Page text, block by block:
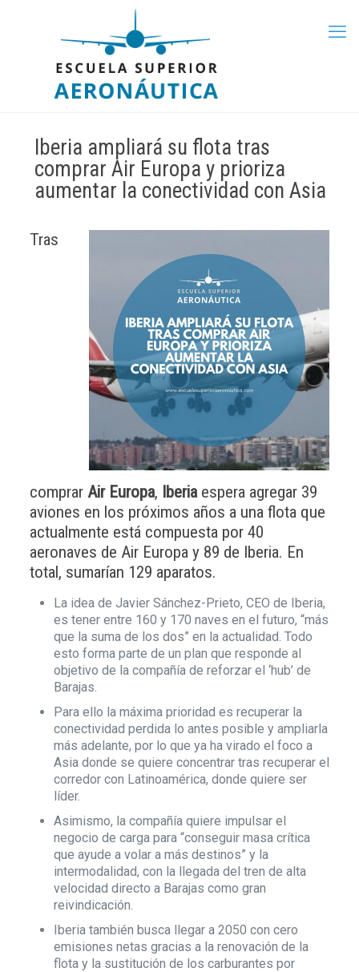
Iberia ampliará su flota tras
comprar Air Europa y prioriza
aumentar la conectividad con Asia
Tras
comprarAir Europa, Iberiaespera agregar 39
aviones en los próximos años a una flota que
actualmente está compuesta por 40
aeronaves de Air Europa y 89 de Iberia. En
total, sumarían 129 aparatos.
La idea de Javier Sánchez-Prieto, CEO de Iberia,
es tener entre 160 y 170 naves en el futuro, “más
que la suma de los dos” en la actualidad. Todo
esto forma parte de un plan que responde al
objetivo de la compañía de reforzar el ‘hub’ de
Barajas.
Para ello la máxima prioridad es recuperar la
conectividad perdida lo antes posible y ampliarla
más adelante, por lo que ya ha virado el foco a
Asia donde se quiere concentrar tras recuperar el
corredor con Latinoamérica, donde quiere ser
líder.
Asimismo, la compañía quiere impulsar el
negocio de carga para “conseguir masa crítica
que ayude a volar a más destinos” y la
intermodalidad, con la llegada del tren de alta
velocidad directo a Barajas como gran
reivindicación.
Iberia también busca llegar a 2050 con cero
emisiones netas gracias a la renovación de la
flota y la sustitución de los carburantes por